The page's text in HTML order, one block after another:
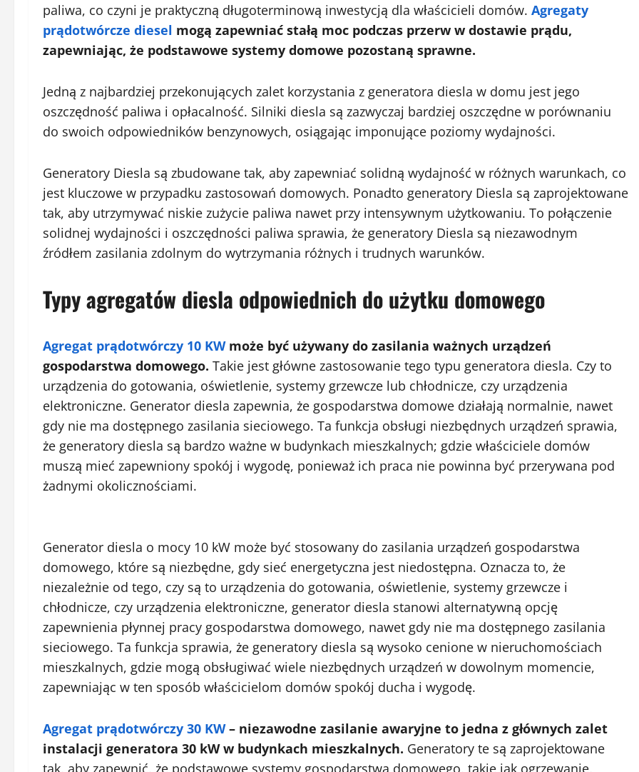
paliwa, co czyni je praktyczną długoterminową inwestycją dla właścicieli domów. Agregaty
prądotwórcze diesel mogą zapewniać stałą moc podczas przerw w dostawie prądu,
zapewniając, że podstawowe systemy domowe pozostaną sprawne.
Jedną z najbardziej przekonujących zalet korzystania z generatora diesla w domu jest jego
oszczędność paliwa i opłacalność. Silniki diesla są zazwyczaj bardziej oszczędne w porównaniu
do swoich odpowiedników benzynowych, osiągając imponujące poziomy wydajności.
Generatory Diesla są zbudowane tak, aby zapewniać solidną wydajność w różnych warunkach, co
jest kluczowe w przypadku zastosowań domowych. Ponadto generatory Diesla są zaprojektowane
tak, aby utrzymywać niskie zużycie paliwa nawet przy intensywnym użytkowaniu. To połączenie
solidnej wydajności i oszczędności paliwa sprawia, że ​​generatory Diesla są niezawodnym
źródłem zasilania zdolnym do wytrzymania różnych i trudnych warunków.
Typy agregatów diesla odpowiednich do użytku domowego
Agregat prądotwórczy 10 KWmoże być używany do zasilania ważnych urządzeń
gospodarstwa domowego. Takie jest główne zastosowanie tego typu generatora diesla. Czy to
urządzenia do gotowania, oświetlenie, systemy grzewcze lub chłodnicze, czy urządzenia
elektroniczne. Generator diesla zapewnia, że ​​gospodarstwa domowe działają normalnie, nawet
gdy nie ma dostępnego zasilania sieciowego. Ta funkcja obsługi niezbędnych urządzeń sprawia,
że ​​generatory diesla są bardzo ważne w budynkach mieszkalnych; gdzie właściciele domów
muszą mieć zapewniony spokój i wygodę, ponieważ ich praca nie powinna być przerywana pod
żadnymi okolicznościami.
Generator diesla o mocy 10 kW może być stosowany do zasilania urządzeń gospodarstwa
domowego, które są niezbędne, gdy sieć energetyczna jest niedostępna. Oznacza to, że
niezależnie od tego, czy są to urządzenia do gotowania, oświetlenie, systemy grzewcze i
chłodnicze, czy urządzenia elektroniczne, generator diesla stanowi alternatywną opcję
zapewnienia płynnej pracy gospodarstwa domowego, nawet gdy nie ma dostępnego zasilania
sieciowego. Ta funkcja sprawia, że ​​generatory diesla są wysoko cenione w nieruchomościach
mieszkalnych, gdzie mogą obsługiwać wiele niezbędnych urządzeń w dowolnym momencie,
zapewniając w ten sposób właścicielom domów spokój ducha i wygodę.
Agregat prądotwórczy 30 KW– niezawodne zasilanie awaryjne to jedna z głównych zalet
instalacji generatora 30 kW w budynkach mieszkalnych. Generatory te są zaprojektowane
tak, aby zapewnić, że podstawowe systemy gospodarstwa domowego, takie jak ogrzewanie,